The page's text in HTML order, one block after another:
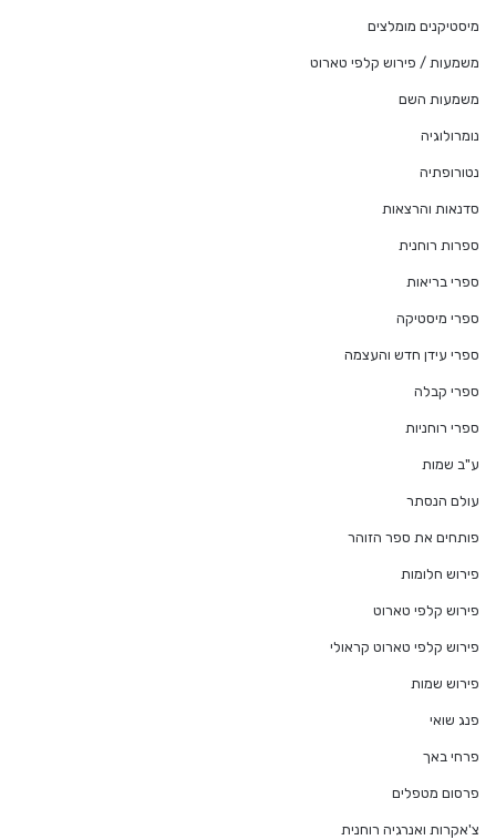
מיסטיקנים מומלצים
משמעות / פירוש קלפי טארוט
משמעות השם
נומרולוגיה
נטורופתיה
סדנאות והרצאות
ספרות רוחנית
ספרי בריאות
ספרי מיסטיקה
ספרי עידן חדש והעצמה
ספרי קבלה
ספרי רוחניות
ע"ב שמות
עולם הנסתר
פותחים את ספר הזוהר
פירוש חלומות
פירוש קלפי טארוט
פירוש קלפי טארוט קראולי
פירוש שמות
פנג שואי
פרחי באך
פרסום מטפלים
צ'אקרות ואנרגיה רוחנית